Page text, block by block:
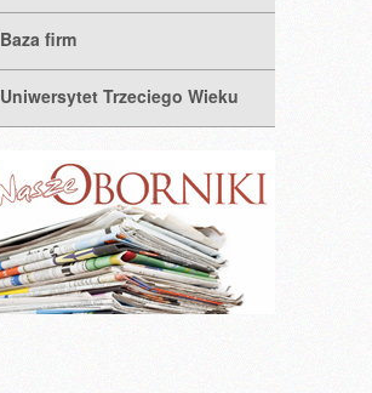
Baza firm
Uniwersytet Trzeciego Wieku